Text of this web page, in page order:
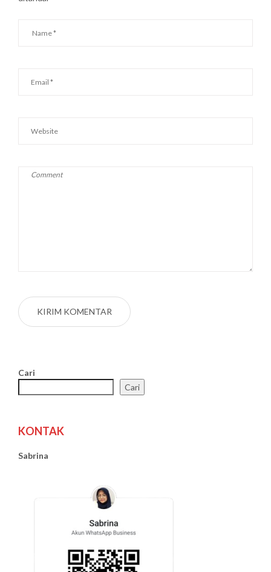
Cari
Cari
KONTAK
Sabrina